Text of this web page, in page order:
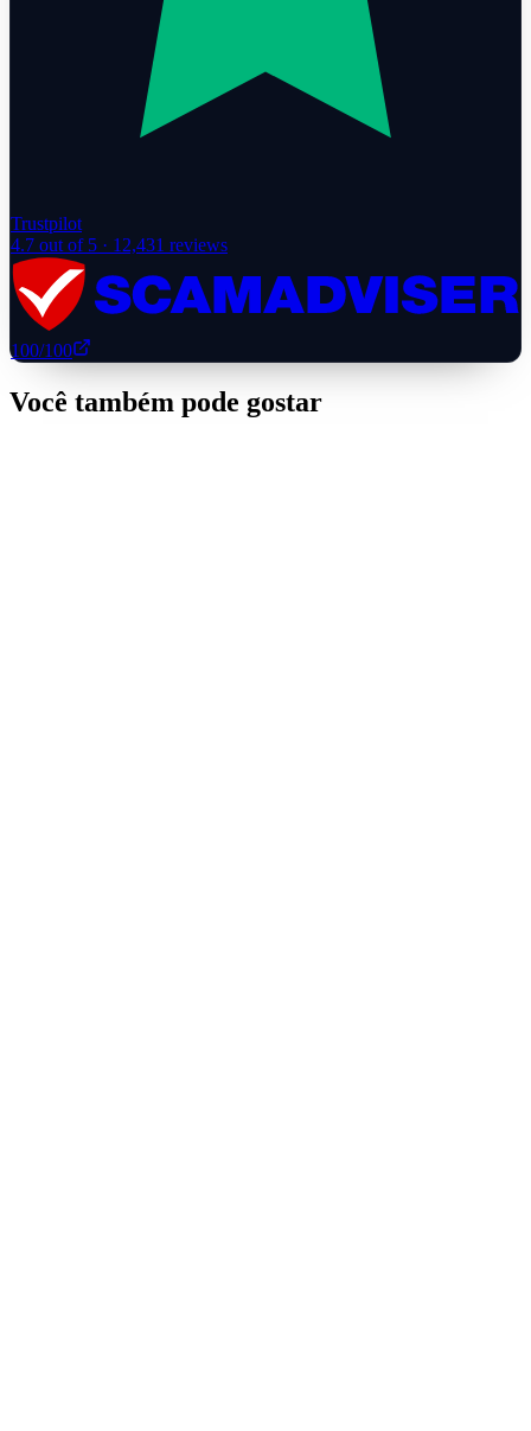
Trustpilot
4.7 out of 5 · 12,431 reviews
100/100
Você também pode gostar